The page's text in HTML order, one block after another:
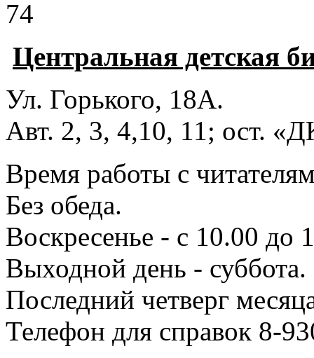
74
Центральная детская
Ул. Горького, 18А.
Авт. 2, 3, 4,10, 11; ост.
Время работы с
Без обеда.
Воскресенье - с 10.00 до
Выходной день - суббота.
Последний четверг
Телефон для справок 8-